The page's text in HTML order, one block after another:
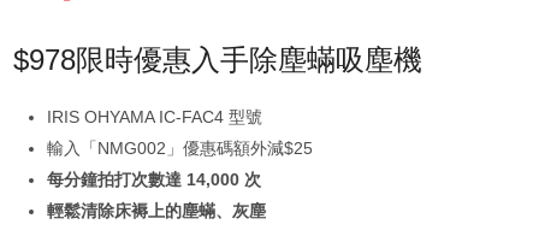
$978限時優惠入手除塵蟎吸塵機
IRIS OHYAMA IC-FAC4 型號
輸入「NMG002」優惠碼額外減$25
每分鐘拍打次數達 14,000 次
輕鬆清除床褥上的塵蟎、灰塵